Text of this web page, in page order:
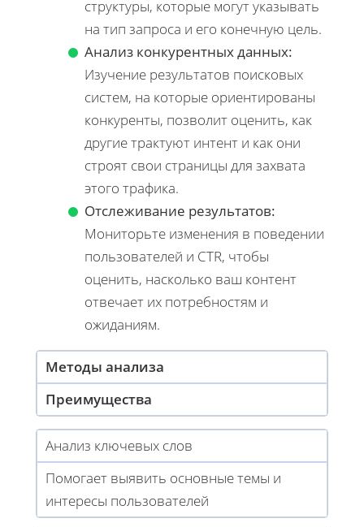
структуры, которые могут указывать
на тип запроса и его конечную цель.
Анализ конкурентных данных:
Изучение результатов поисковых
систем, на которые ориентированы
конкуренты, позволит оценить, как
другие трактуют интент и как они
строят свои страницы для захвата
этого трафика.
Отслеживание результатов:
Мониторьте изменения в поведении
пользователей и CTR, чтобы
оценить, насколько ваш контент
отвечает их потребностям и
ожиданиям.
Методы анализа
Преимущества
Анализ ключевых слов
Помогает выявить основные темы и
интересы пользователей